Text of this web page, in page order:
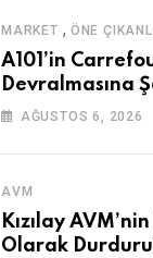
MARKET , ÖNE
A101’in
Devralmasına
AĞUSTOS 6, 2026
AVM
Kızılay
Olarak